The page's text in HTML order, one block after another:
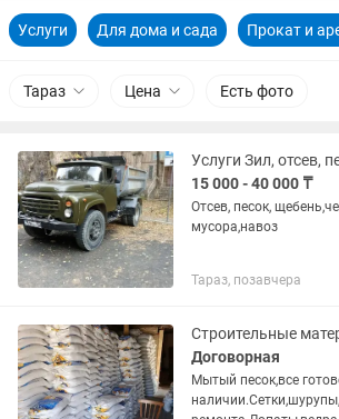
Услуги Для дома и сада Прокат и
Тараз Цена Есть фото
Услуги Зил, отсев,
15 000 - 40 000 ₸
Отсев, песок,
мусора,навоз
Тараз, позавчера
Договорная
Мытый песок,все